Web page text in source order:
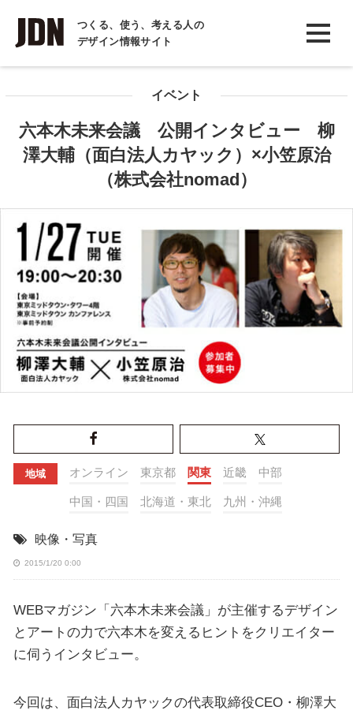
つくる、使う、考える人の
デザイン情報サイト
INTERVIEW
インタビュー
COLUMN
イベント
六本木未来会議 公開インタビュー 柳
澤大輔（面白法人カヤック）×小笠原治
（株式会社nomad）
地域 オンライン 東京都 関東 近畿 中部
中国・四国 北海道・東北 九州・沖縄
映像・写真
2015/1/20 0:00
WEBマガジン「六本木未来会議」が主催するデザイン
とアートの力で六本木を変えるヒントをクリエイター
に伺うインタビュー。
今回は、面白法人カヤックの代表取締役CEO・柳澤大